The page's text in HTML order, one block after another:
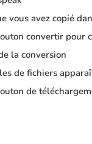
vous avez copié
convertir pour
la conversion
de fichiers
de